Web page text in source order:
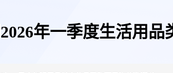
年一季度生活用